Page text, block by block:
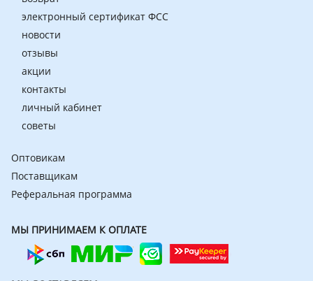
электронный сертификат ФСС
новости
отзывы
акции
контакты
личный кабинет
советы
Оптовикам
Поставщикам
Реферальная программа
МЫ ПРИНИМАЕМ К ОПЛАТЕ